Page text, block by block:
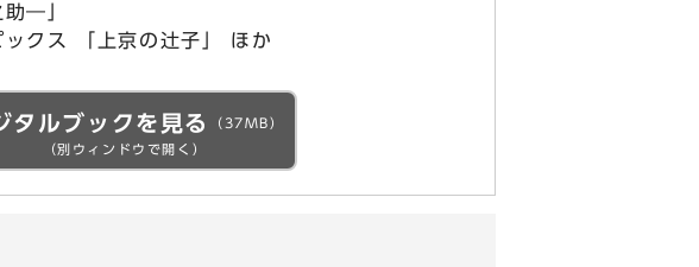
助―」
クス 「上京の辻子」 ほか
タルブックを見る
（37MB）
（別ウィンドウで開く）